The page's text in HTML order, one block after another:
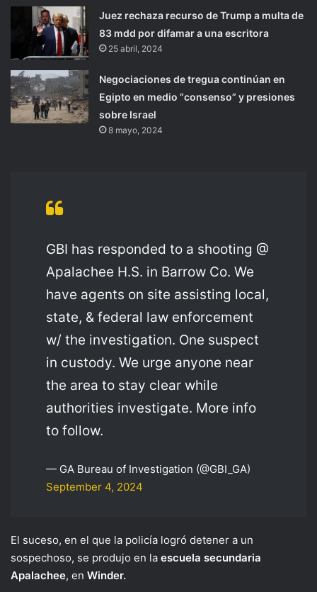
Juez rechaza recurso de Trump a multa de
83 mdd por difamar a una escritora
25 abril, 2024
Negociaciones de tregua continúan en
Egipto en medio “consenso” y presiones
sobre Israel
8 mayo, 2024
GBI has responded to a shooting @
Apalachee H.S. in Barrow Co. We
have agents on site assisting local,
state, & federal law enforcement
w/ the investigation. One suspect
in custody. We urge anyone near
the area to stay clear while
authorities investigate. More info
to follow.
— GA Bureau of Investigation (@GBI_GA)
September 4, 2024
El suceso, en el que la policía logró detener a un
sospechoso, se produjo en la escuela secundaria
Apalachee, en Winder.